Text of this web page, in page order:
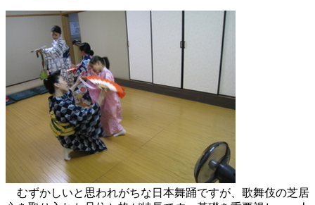
むずかしいと思われがちな日本舞踊ですが、歌舞伎の芝居